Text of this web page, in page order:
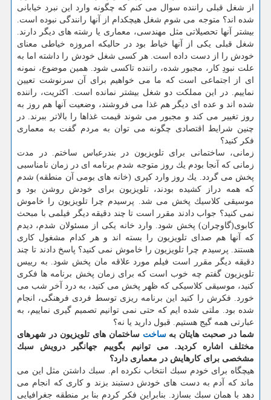
از شغل قبلی راننده سوال می كنم كه چگونه وارد این نبرد خیابانی
شده اند؟ متوجه می شوم شغل هیچكدام از آنها رانندگی نبوده است.
بیشتر آنها تحصیلاتی مثل مهندسی، معماری یا رشته های دیگر دارند.
شغل قبلی یكی از آنها خیاط بود در حالیكه امروزه خیاطی معنای
خودش را از دست داده است. هر كسی شغل خودش را داشته اما به
علت نبودِ كار، مجبور شده، راننده تاكسی شود. همین موضوع، نمونه
ای از اجتماعی است كه ما می خواهیم برای آن سرنوشت تعیین
نماییم. در این مملكت دو شغل بیشتر نمانده است. اكثریت، راننده
شده اند و عده ای دیگر هم غذا می فروشند، وضعیت آنها هم روز به
روز تغییر می كند و مجبور می شوند قیمت غذاها را بالاتر ببرند. در
چنین شرایط اقتصادی چگونه می توان به مردم گفت به معماری
فكر كنید؟
زمانی، ساختمانی برای تلویزیون در بندرعباس ساختم. در مدت
زمانی كه آنجا بودم یك روز متوجه شدم برنامه ای در زمان نامناسبی
پخش می گردد. یك روز وارد كپری (خانه های بومی آن منطقه) شدم
كه همه دراز كشیده بودند، تلویزیون برای خودش روشن بود و
موسیقی كلاسیك پخش می شد. پرسیدم چرا تلویزیون را خاموش
نمی كنید؟ جواب دادند مقرر است تا چند دقیقه دیگر فیلمی با مبحث
كابوی(گاوچران) پخش شود. وارد خانه یكی از مسئولان شدم، دیدم
كه آنها هم صدای تلویزیون را بسته اند و هر كدام مشغول كاری
هستند. پرسیدم چرا تلویزیون را خاموش نمی كنید؟ پاسخ دادند تا چند
دقیقه دیگر مقرر است فیلم مورد علاقه مان پخش شود. به رییس
تلویزیون گفتم چه خوب است كه برای زمان پخش برنامه ها فكری
كنید، موسیقی كلاسیكی كه ظهر پخش می كنید، به درد آخر شب می
خورد. فكرش را كنید این برنامه ریزی توسط فردی فرهنگی، انجام
شده بود. ملتی شده ایم كه حتی نمی توانیم تصمیم گیری نماییم، به
عبارتی همه گیج هستیم. قبول دارید یا نه؟
شما در صحبت هایتان بهساخت ساختمان های تلویزیون در شهرهای
مختلف اشاره كردید. می توانیم بگوییم جهانگیر درویش سبك
مشخصی برای كارهایش در معماری دارد؟
هیچگاه برای خودم سبك انتخاب نكرده ام. سبك داشتن مثل این می
ماند كه آدم به دست های خودش دستبند بزند و كاری كه انجام می
دهد با همان سبك بسازد. بنابراین فكر كردم بنا بر منطقه جغرافیایی